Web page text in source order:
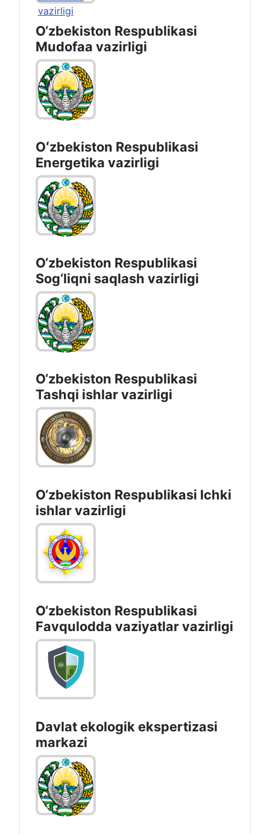
O‘zbekiston Respublikasi
Mudofaa vazirligi
Oʻzbekiston Respublikasi
Energetika vazirligi
O‘zbеkistоn Rеspublikаsi
Sоg‘liqni saqlash vаzirligi
O‘zbеkistоn Rеspublikаsi
Tashqi ishlаr vаzirligi
O‘zbеkiston Rеspublikаsi Ichki
ishlаr vаzirligi
O‘zbеkistоn Rеspublikаsi
Favqulodda vaziyatlar vazirligi
Davlat ekologik ekspertizasi
markazi